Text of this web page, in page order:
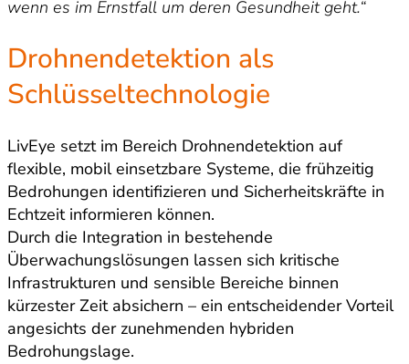
wenn es im Ernstfall um deren Gesundheit geht.“
Drohnendetektion als
Schlüsseltechnologie
LivEye setzt im Bereich Drohnendetektion auf
flexible, mobil einsetzbare Systeme, die frühzeitig
Bedrohungen identifizieren und Sicherheitskräfte in
Echtzeit informieren können.
Durch die Integration in bestehende
Überwachungslösungen lassen sich kritische
Infrastrukturen und sensible Bereiche binnen
kürzester Zeit absichern – ein entscheidender Vorteil
angesichts der zunehmenden hybriden
Bedrohungslage.